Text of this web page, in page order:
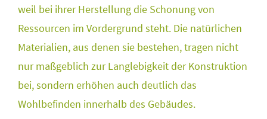
weil bei ihrer Herstellung die Schonung von
Ressourcen im Vordergrund steht. Die natürlichen
Materialien, aus denen sie bestehen, tragen nicht
nur maßgeblich zur Langlebigkeit der Konstruktion
bei, sondern erhöhen auch deutlich das
Wohlbefinden innerhalb des Gebäudes.